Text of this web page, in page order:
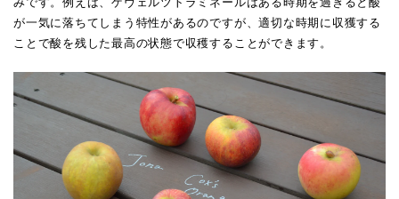
が一気に落ちてしまう特性があるのですが、適切な時期に収獲する
ことで酸を残した最高の状態で収穫することができます。